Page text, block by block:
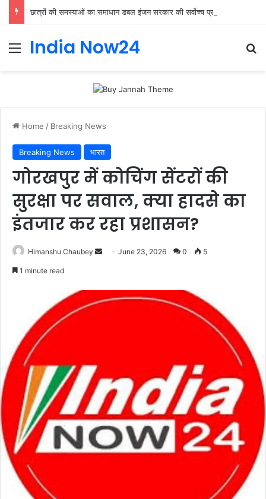
India Now24
Home / Breaking News
Breaking News भारत
गोरखपुर में कोचिंग सेंटरों की
सुरक्षा पर सवाल, क्या हादसे का
इंतजार कर रहा प्रशासन?
Himanshu Chaubey June 23, 2026 0 5
1 minute read